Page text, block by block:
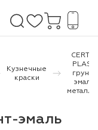
Кузнечные
краски
CERTA-
PLAST
грунт-
эмаль
эмаль